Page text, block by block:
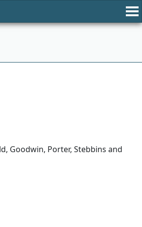
Goodwin, Porter, Stebbins and